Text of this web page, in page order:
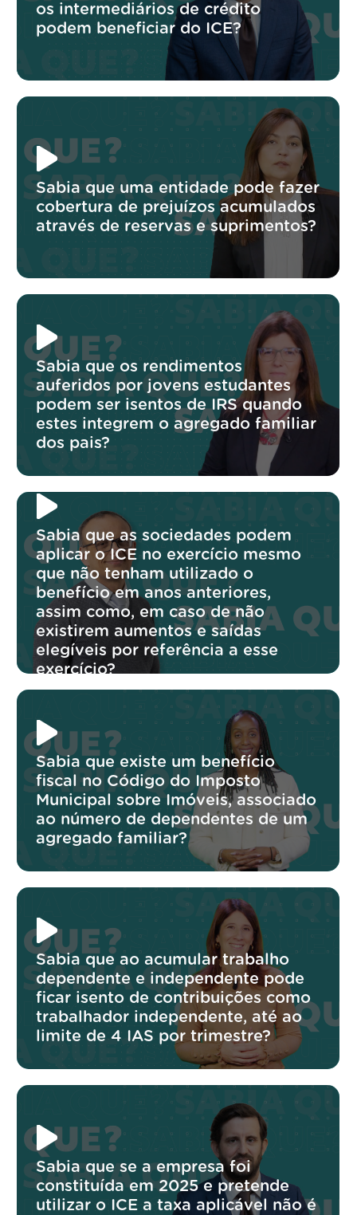
os intermediários de crédito
podem beneficiar do ICE?
Sabia que uma entidade pode fazer
cobertura de prejuízos acumulados
através de reservas e suprimentos?
Sabia que os rendimentos
auferidos por jovens estudantes
podem ser isentos de IRS quando
estes integrem o agregado familiar
dos pais?
Sabia que as sociedades podem
aplicar o ICE no exercício mesmo
que não tenham utilizado o
benefício em anos anteriores,
assim como, em caso de não
existirem aumentos e saídas
elegíveis por referência a esse
exercício?
Sabia que existe um benefício
fiscal no Código do Imposto
Municipal sobre Imóveis, associado
ao número de dependentes de um
agregado familiar?
Sabia que ao acumular trabalho
dependente e independente pode
ficar isento de contribuições como
trabalhador independente, até ao
limite de 4 IAS por trimestre?
Sabia que se a empresa foi
constituída em 2025 e pretende
utilizar o ICE a taxa aplicável não é